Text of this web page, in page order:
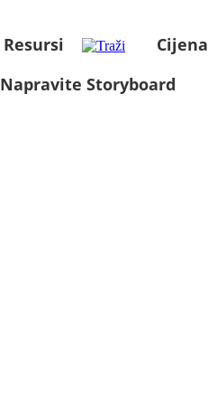
Resursi
Cijena
Napravite Storyboard